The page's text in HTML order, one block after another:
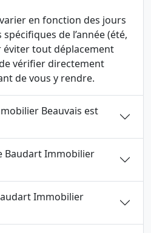
en fonction des jours
de l’année (été,
éviter tout déplacement
vérifier directement
de vous y rendre.
Beauvais est
Baudart Immobilier
Immobilier